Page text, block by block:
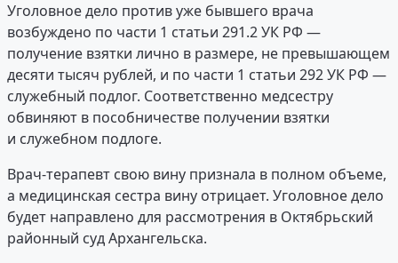
Уголовное дело против уже бывшего врача
возбуждено по части 1 статьи 291.2 УК РФ —
получение взятки лично в размере, не превышающем
десяти тысяч рублей, и по части 1 статьи 292 УК РФ —
служебный подлог. Соответственно медсестру
обвиняют в пособничестве получении взятки
и служебном подлоге.
Врач-терапевт свою вину признала в полном объеме,
а медицинская сестра вину отрицает. Уголовное дело
будет направлено для рассмотрения в Октябрьский
районный суд Архангельска.